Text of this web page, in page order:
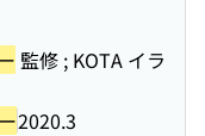
監修 ; KOTA イラ
2020.3